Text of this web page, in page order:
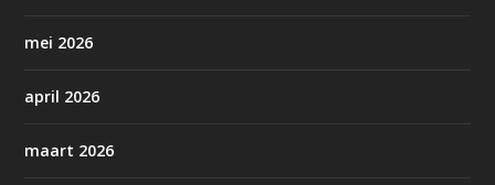
mei 2026
april 2026
maart 2026